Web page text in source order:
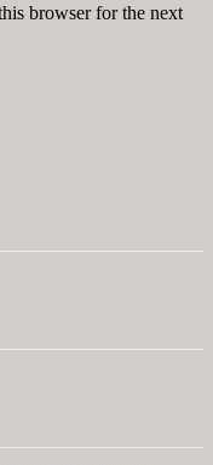
browser for the next